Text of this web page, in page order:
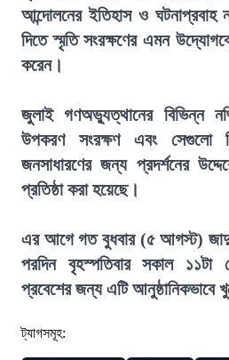
আন্দোলনের ইতিহাস ও ঘটনাপ্রবাহ
দিতে স্মৃতি সংরক্ষণের এমন
করেন।
জুলাই গণঅভ্যুত্থানের বিভিন্ন
উপকরণ সংরক্ষণ এবং সেগুলো
জনসাধারণের জন্য প্রদর্শনের
প্রতিষ্ঠা করা হয়েছে।
এর আগে গত বুধবার (৫ আগস্ট)
পরদিন বৃহস্পতিবার সকাল ১১টা
প্রবেশের জন্য এটি আনুষ্ঠানিকভাবে
ট্যাগসমূহ: